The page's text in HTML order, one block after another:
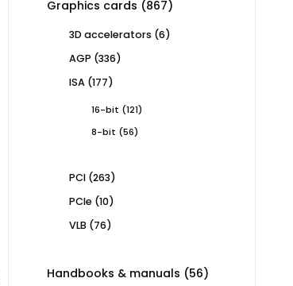
Graphics cards 867867
3D accelerators 66
AGP 336336
ISA 177177
16-bit 121121
8-bit 5656
PCI 263263
PCIe 1010
VLB 7676
Handbooks & manuals 5656